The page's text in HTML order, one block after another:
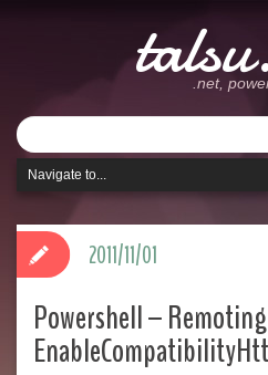
.net,
Powershell – Remoting
2011/11/01